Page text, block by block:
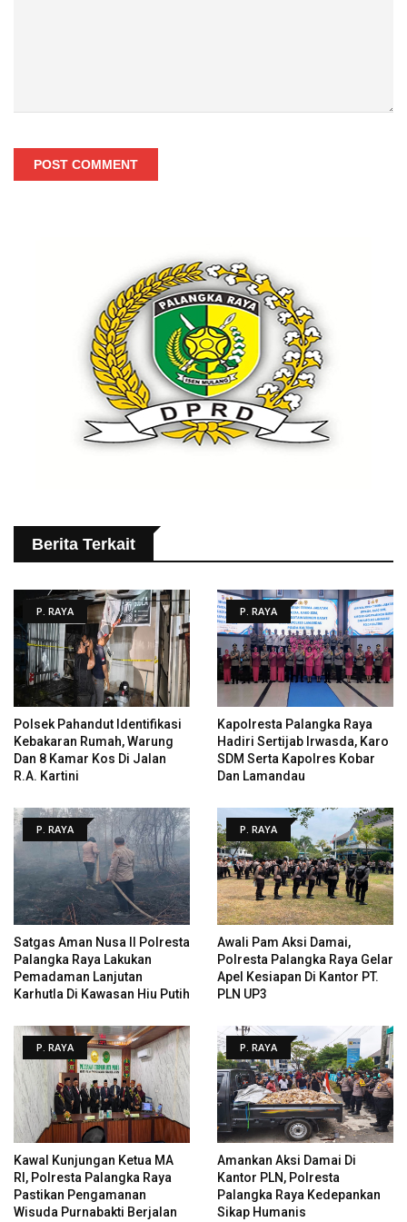
POST COMMENT
Berita Terkait
P. RAYA
Polsek Pahandut Identifikasi
Kebakaran Rumah, Warung
Dan 8 Kamar Kos Di Jalan
R.A. Kartini
P. RAYA
Kapolresta Palangka Raya
Hadiri Sertijab Irwasda, Karo
SDM Serta Kapolres Kobar
Dan Lamandau
P. RAYA
Satgas Aman Nusa II Polresta
Palangka Raya Lakukan
Pemadaman Lanjutan
Karhutla Di Kawasan Hiu Putih
P. RAYA
Awali Pam Aksi Damai,
Polresta Palangka Raya Gelar
Apel Kesiapan Di Kantor PT.
PLN UP3
P. RAYA
Kawal Kunjungan Ketua MA
RI, Polresta Palangka Raya
Pastikan Pengamanan
Wisuda Purnabakti Berjalan
P. RAYA
Amankan Aksi Damai Di
Kantor PLN, Polresta
Palangka Raya Kedepankan
Sikap Humanis